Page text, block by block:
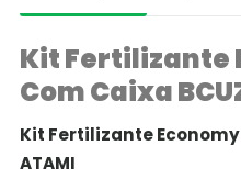
Kit Fertilizante
Com Caixa
Kit Fertilizante Economy
ATAMI